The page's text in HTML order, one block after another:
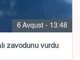
6 Avqust - 13:48
zavodunu vurdu